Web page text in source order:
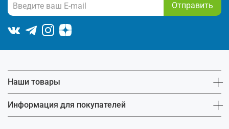
Отправить
Наши товары
Информация для покупателей